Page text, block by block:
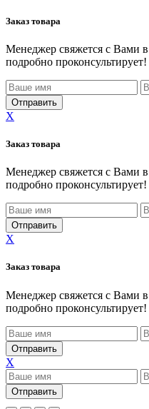
Заказ товара
Менеджер свяжется с Вами
подробно проконсультирует!
X
Заказ товара
Менеджер свяжется с Вами
подробно проконсультирует!
X
Заказ товара
Менеджер свяжется с Вами
подробно проконсультирует!
X